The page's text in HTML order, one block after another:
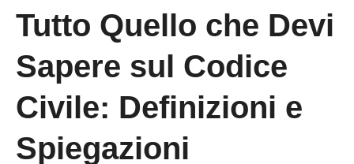
Tutto Quello che Devi
Sapere sul Codice
Civile: Definizioni e
Spiegazioni